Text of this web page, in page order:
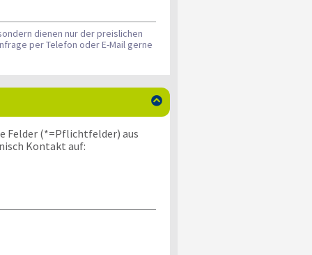
dienen nur der preislichen
per Telefon oder E-Mail gerne

Felder (*=Pflichtfelder) aus
Kontakt auf: